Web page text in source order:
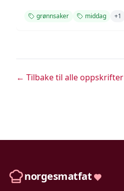
grønnsaker middag +1
← Tilbake til alle oppskrifter
norgesmatfat